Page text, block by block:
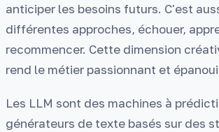
anticiper les besoins futurs. C'est
différentes approches, échouer,
recommencer. Cette dimension
rend le métier passionnant et
Les LLM sont des machines à
générateurs de texte basés sur des